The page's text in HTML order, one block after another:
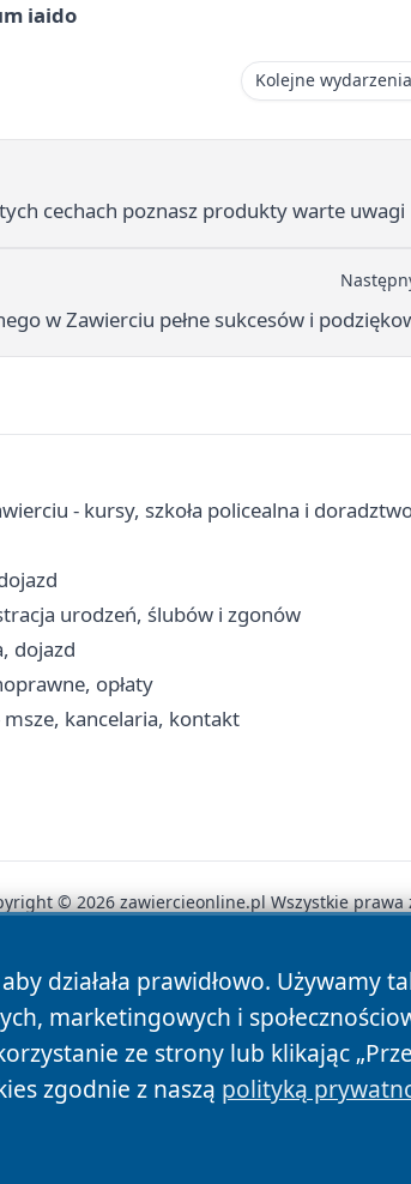
iaido
Kolejne wydarzenia
cechach poznasz produkty warte uwagi
w Zawierciu pełne sukcesów i
- kursy, szkoła policealna i
urodzeń, ślubów i zgonów
dojazd
opłaty
msze, kancelaria, kontakt
działała prawidłowo.
marketingowych i
ze strony lub klikając
zgodnie z naszą polityką
© 2026 zawiercieonline.pl Wszystkie prawa
Autorzy Polityka Prywatności